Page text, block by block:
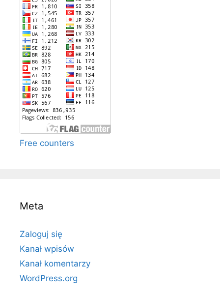
Free counters
Meta
Zaloguj się
Kanał wpisów
Kanał komentarzy
WordPress.org